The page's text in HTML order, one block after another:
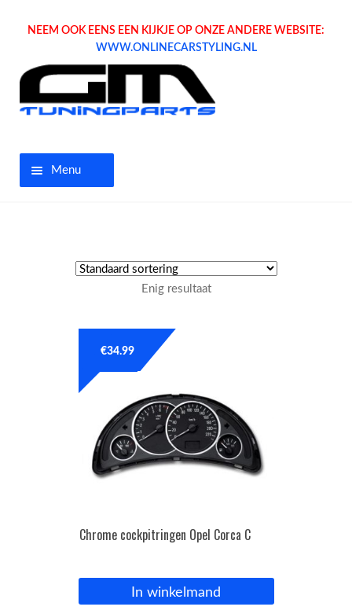
NEEM OOK EENS EEN KIJKJE OP ONZE ANDERE WEBSITE:
WWW.ONLINECARSTYLING.NL
Menu
Tuning parts
OPC Line
Bedrijfswagen parts
Inloggen / Registreren
Enig resultaat
Chrome cockpitringen Opel Corca C
€34.99
In winkelmand